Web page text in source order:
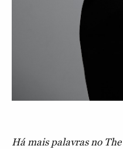
Há mais palavras no